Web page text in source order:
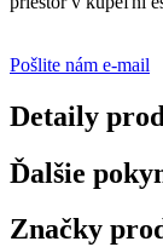
Pošlite nám e-mail
Detaily
Ďalšie
Značky